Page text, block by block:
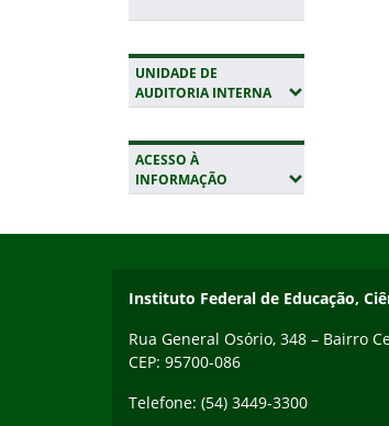
UNIDADE DE
AUDITORIA INTERNA(EXPANDIR
ACESSO À
INFORMAÇÃO (EXPANDIR SUBMENUS)
Contato
Instituto Federal de Educação,
Rua General Osório, 348 – Bairro
CEP: 95700-086
Telefone: (54) 3449-3300